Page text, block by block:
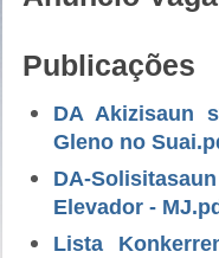
Publicações
DA Akizisaun
Gleno no
DA-
Elevador -
Lista